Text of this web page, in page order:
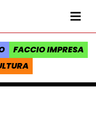
Regione Toscana
FACCIO IMPRESA